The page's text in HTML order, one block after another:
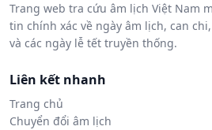
Trang web tra cứu âm lịch Việt Nam
tin chính xác về ngày âm lịch, can
và các ngày lễ tết truyền thống.
Liên kết nhanh
Trang chủ
Chuyển đổi âm lịch